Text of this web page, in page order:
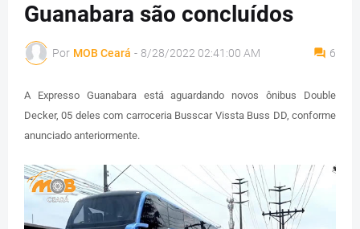
Guanabara são concluídos
Por MOB Ceará - 8/28/2022 02:41:00 AM 6
A Expresso Guanabara está aguardando novos ônibus Double
Decker, 05 deles com carroceria Busscar Vissta Buss DD, conforme
anunciado anteriormente.